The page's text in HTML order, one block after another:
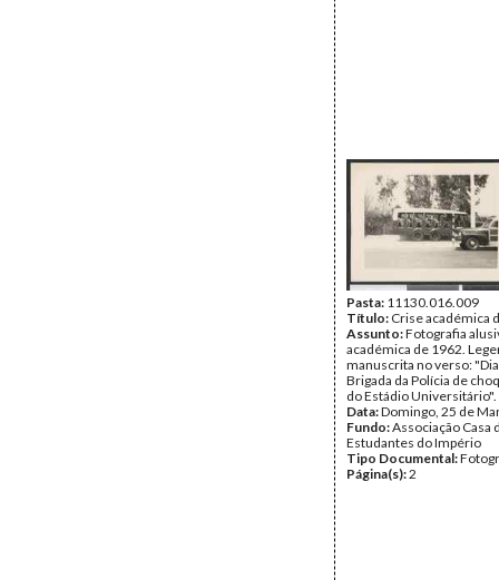
Pasta: 11130.016.009
Título: Crise académica
Assunto:Fotografia
académica de 1962.
manuscrita no verso:
Brigada da Polícia de
do Estádio Universitário".
Data:Domingo, 25 de
Fundo:Associação Casa
Estudantes do Império
Tipo Documental:
Página(s):2